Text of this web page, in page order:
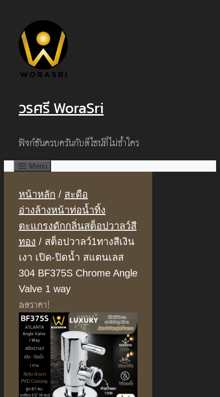
content
วรศรี WoraSri
ฟังก์ชันครบครันกับดีไซน์ที่ไม่ซ้ำใคร
Menu
หน้าหลัก / สะดือ
อ่างล้างหน้าท่อน้ำทิ้ง
ตะแกรงดักกลิ่นสต็อปวาลว์สี
ทอง / สต็อปวาลว์1ทางสีเงิน
เงา เปิด-ปิดน้ำ สแตนเลส
304 BF375S Chrome Angle
Valve 1 way
ลดราคา!